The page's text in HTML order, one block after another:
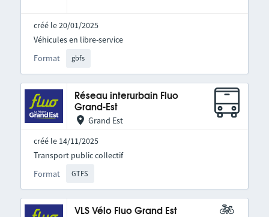
créé le 20/01/2025
Format gbfs
Véhicules en libre-service
Réseau interurbain Fluo
Grand-Est
Grand Est
créé le 14/11/2025
Format GTFS
Transport public collectif
VLS Vélo Fluo Grand Est